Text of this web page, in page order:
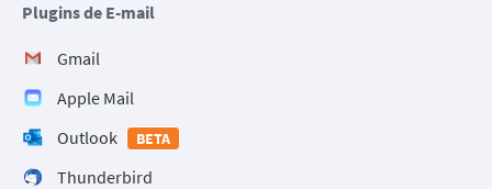
Plugins de E-mail
Gmail
Apple Mail
Outlook
BETA
Thunderbird